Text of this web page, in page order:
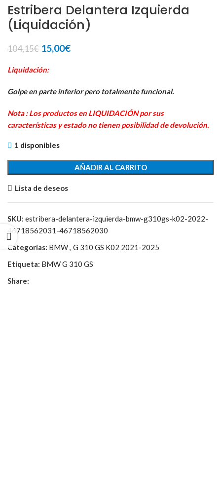
Estribera Delantera Izquierda
(Liquidación)
104,15€ El
original
104,15€.
15,00€El
15,00€.
Liquidación:
Golpe en parte inferior pero totalmente funcional.
Nota : Los productos en LIQUIDACIÓN por sus
características y estado no tienen posibilidad de devolución.
1 disponibles
AÑADIR AL CARRITO
Lista de deseos
SKU: estribera-delantera-izquierda-bmw-g310gs-k02-2022-
46718562031-46718562030
Categorías: BMW, G 310 GS K02 2021-2025
Etiqueta: BMW G 310 GS
Share: